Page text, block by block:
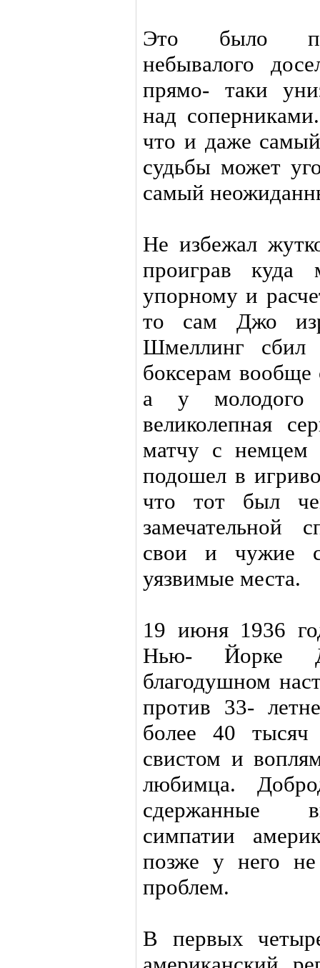
Это было
небывалого
прямо- таки
над
что и даже
судьбы может
самый
Не избежал
проиграв куда
упорному и
то сам Джо
Шмеллинг сбил
боксерам вообще
а у молодого
великолепная
матчу с
подошел в
что тот был
замечательной
свои и чужие
уязвимые места.
19 июня 1936
Нью- Йорке
благодушном
против 33-
более 40 тысяч
свистом и
любимца.
сдержанные
симпатии
позже у него
проблем.
В первых